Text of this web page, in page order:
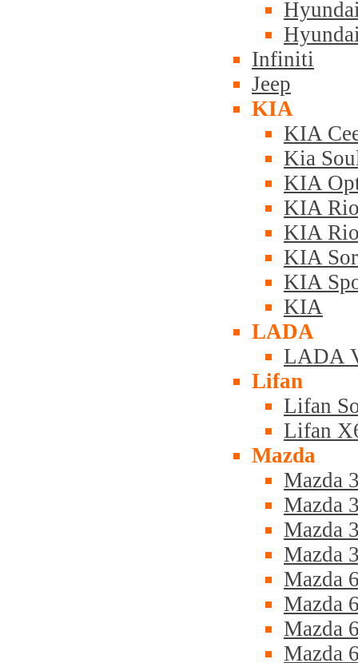
Infiniti
Jeep
KIA
KIA
Kia
KIA
KIA
KIA
KIA
KIA
KIA
LADA
LADA
Lifan
Lifan
Lifan
Mazda
Mazda
Mazda
Mazda
Mazda
Mazda
Mazda
Mazda
Mazda